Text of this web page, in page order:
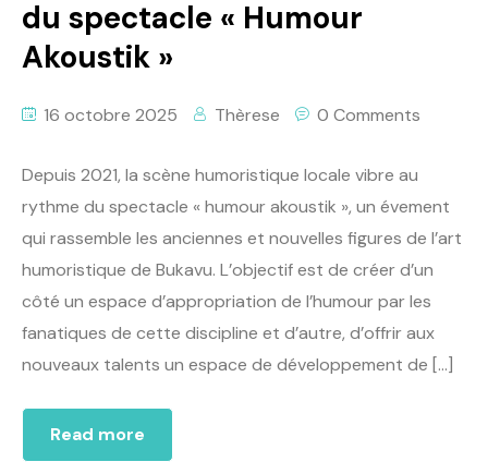
du spectacle « Humour
Akoustik »
16 octobre 2025 Thèrese 0 Comments
Depuis 2021, la scène humoristique locale vibre au
rythme du spectacle « humour akoustik », un évement
qui rassemble les anciennes et nouvelles figures de l’art
humoristique de Bukavu. L’objectif est de créer d’un
côté un espace d’appropriation de l’humour par les
fanatiques de cette discipline et d’autre, d’offrir aux
nouveaux talents un espace de développement de […]
Read more